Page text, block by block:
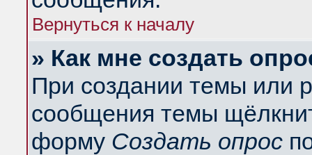
Вернуться к началу
» Как мне создать
При создании темы или
сообщения темы
форму Создать опрос